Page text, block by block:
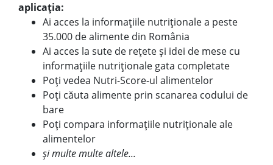
aplicația:
Ai acces la informațiile nutriționale a peste
35.000 de alimente din România
Ai acces la sute de rețete și idei de mese cu
informațiile nutriționale gata completate
Poți vedea Nutri-Score-ul alimentelor
Poți căuta alimente prin scanarea codului de
bare
Poți compara informațiile nutriționale ale
alimentelor
și multe multe altele...